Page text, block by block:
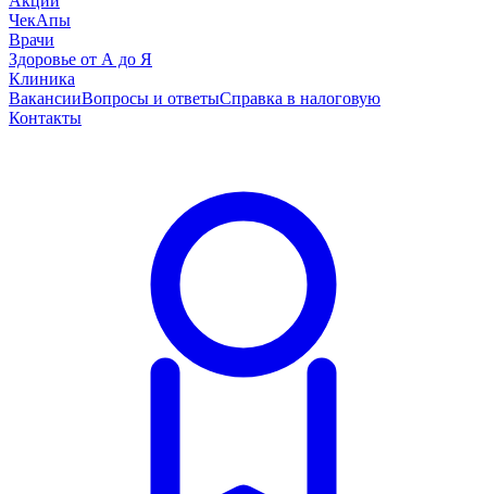
ЧекАпы
Врачи
Здоровье от А до Я
Клиника
ВакансииВопросы и ответыСправка в налоговую
Контакты